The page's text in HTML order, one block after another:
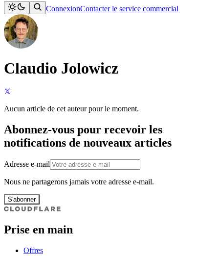
ConnexionContacter le service commercial
Claudio Jolowicz
Aucun article de cet auteur pour le moment.
Abonnez-vous pour recevoir les
notifications de nouveaux articles
Adresse e-mail
Nous ne partagerons jamais votre adresse e-mail.
S'abonner
Prise en main
Offres